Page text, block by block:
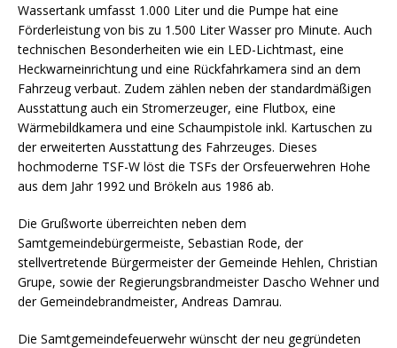
Wassertank umfasst 1.000 Liter und die Pumpe hat eine
Förderleistung von bis zu 1.500 Liter Wasser pro Minute. Auch
technischen Besonderheiten wie ein LED-Lichtmast, eine
Heckwarneinrichtung und eine Rückfahrkamera sind an dem
Fahrzeug verbaut. Zudem zählen neben der standardmäßigen
Ausstattung auch ein Stromerzeuger, eine Flutbox, eine
Wärmebildkamera und eine Schaumpistole inkl. Kartuschen zu
der erweiterten Ausstattung des Fahrzeuges. Dieses
hochmoderne TSF-W löst die TSFs der Orsfeuerwehren Hohe
aus dem Jahr 1992 und Brökeln aus 1986 ab.
Die Grußworte überreichten neben dem
Samtgemeindebürgermeiste, Sebastian Rode, der
stellvertretende Bürgermeister der Gemeinde Hehlen, Christian
Grupe, sowie der Regierungsbrandmeister Dascho Wehner und
der Gemeindebrandmeister, Andreas Damrau.
Die Samtgemeindefeuerwehr wünscht der neu gegründeten